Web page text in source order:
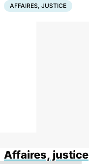
AFFAIRES, JUSTICE
Affaires, justice